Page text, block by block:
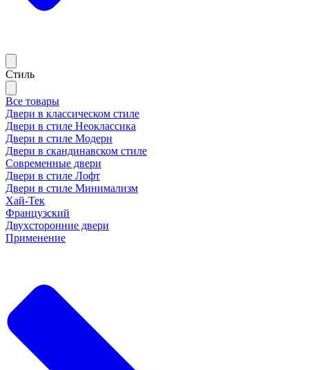
Стиль
Все товары
Двери в классическом стиле
Двери в стиле Неоклассика
Двери в стиле Модерн
Двери в скандинавском стиле
Современные двери
Двери в стиле Лофт
Двери в стиле Минимализм
Хай-Тек
Французский
Двухсторонние двери
Применение